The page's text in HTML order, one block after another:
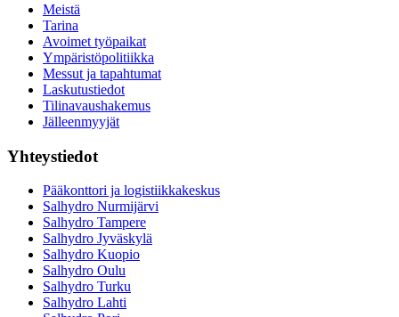
Meistä
Tarina
Avoimet työpaikat
Ympäristöpolitiikka
Messut ja tapahtumat
Laskutustiedot
Tilinavaushakemus
Jälleenmyyjät
Yhteystiedot
Pääkonttori ja logistiikkakeskus
Salhydro Nurmijärvi
Salhydro Tampere
Salhydro Jyväskylä
Salhydro Kuopio
Salhydro Oulu
Salhydro Turku
Salhydro Lahti